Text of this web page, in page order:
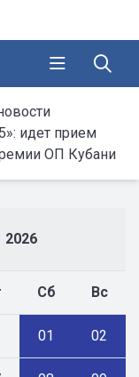
идет прием
ОП Кубани
2026
Сб Вс
01 02